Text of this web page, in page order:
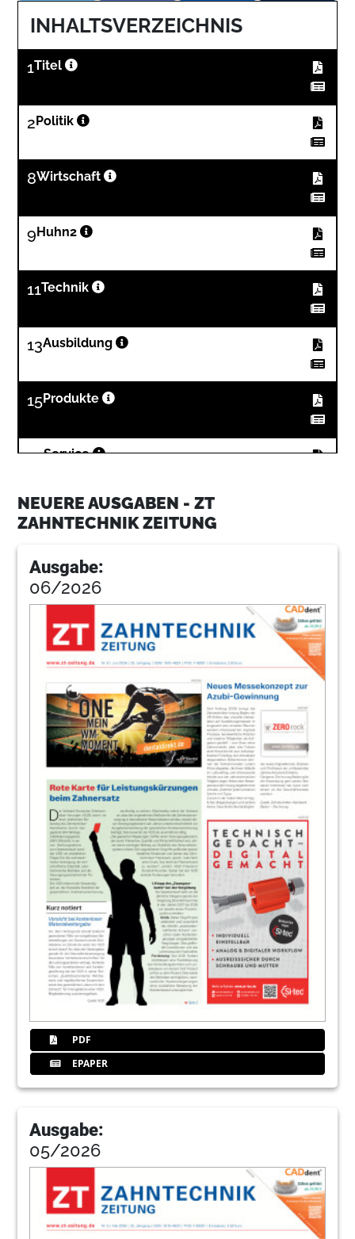
INHALTSVERZEICHNIS
1Titel
2 Politik
8Wirtschaft
9 Huhn2
11Technik
13Ausbildung
15Produkte
19Service
NEUERE AUSGABEN - ZT
ZAHNTECHNIK ZEITUNG
Ausgabe:
06/2026
PDF
EPAPER
Ausgabe:
05/2026